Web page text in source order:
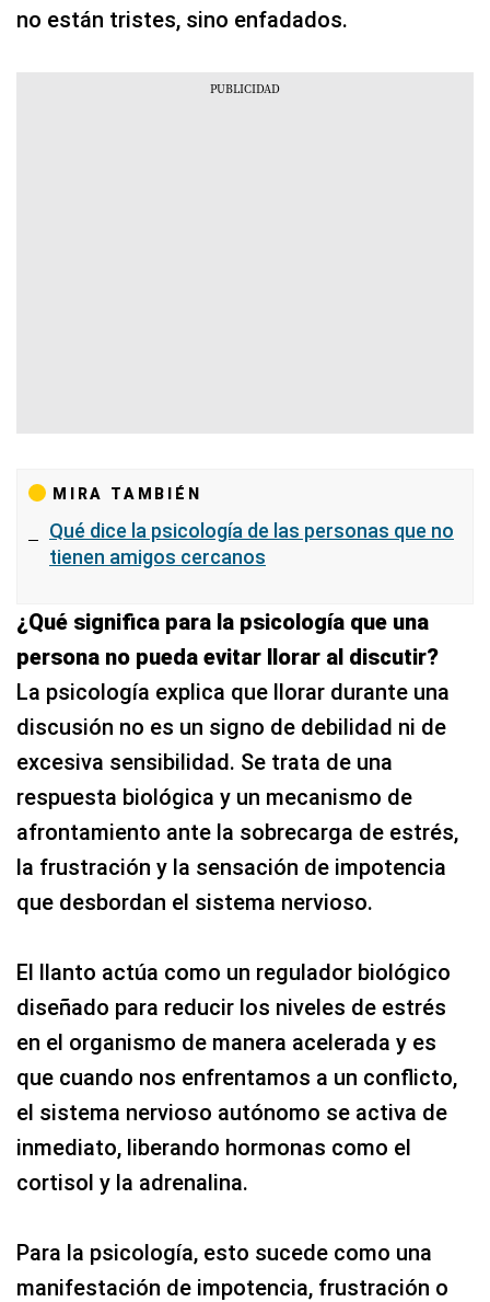
no están tristes, sino enfadados.
MIRA TAMBIÉN
Qué dice la psicología de las personas que no
tienen amigos cercanos
¿Qué significa para la psicología que una
persona no pueda evitar llorar al discutir?
La psicología explica que llorar durante una
discusión no es un signo de debilidad ni de
excesiva sensibilidad. Se trata de una
respuesta biológica y un mecanismo de
afrontamiento ante la sobrecarga de estrés,
la frustración y la sensación de impotencia
que desbordan el sistema nervioso.
El llanto actúa como un regulador biológico
diseñado para reducir los niveles de estrés
en el organismo de manera acelerada y es
que cuando nos enfrentamos a un conflicto,
el sistema nervioso autónomo se activa de
inmediato, liberando hormonas como el
cortisol y la adrenalina.
Para la psicología, esto sucede como una
manifestación de impotencia, frustración o